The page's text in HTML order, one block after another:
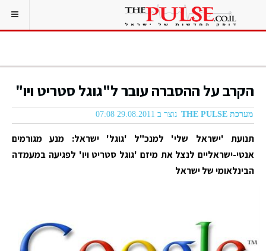
הקרב על ההסברה עובר ל"גוגל סטריט ויו"
מערכת THE PULSE נוצר ב 29.08.2011 07:08
תנועת 'ישראל שלי' למנכ"ל 'גוגל' ישראל: מנע מגורמים
אנטי-ישראליים לנצל את מיזם 'גוגל סטריט ויו' לפגיעה במעמדה
הבינלאומי של ישראל